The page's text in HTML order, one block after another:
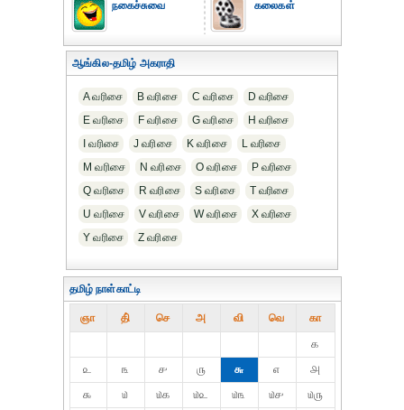
நகைச்சுவை கலைகள்
ஆங்கில-தமிழ் அகராதி
A வரிசை B வரிசை C வரிசை
D வரிசை
E வரிசை
F வரிசை G வரிசை
H வரிசை
I வரிசை
J வரிசை K வரிசை
L வரிசை
M வரிசை
N வரிசை O வரிசை
P வரிசை
Q வரிசை
R வரிசை S வரிசை
T வரிசை
U வரிசை
V வரிசை W வரிசை
X வரிசை
Y வரிசை
Z வரிசை
தமிழ் நாள்காட்டி
ஞா தி் செ அ வி வெ கா
௧
௨
௩ ௪ ௫ ௬ ௭
௮
௯
௰ ௰௧ ௰௨ ௰௩ ௰௪ ௰௫